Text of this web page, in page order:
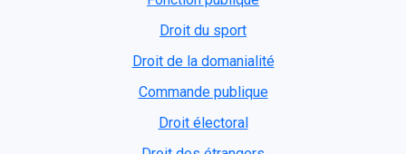
Droit du sport
Droit de la domanialité
Commande publique
Droit électoral